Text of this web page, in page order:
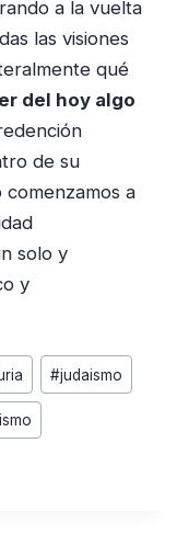
a la vuelta
las visiones
qué
del hoy algo
de su
comenzamos a
solo y
y
#judaismo